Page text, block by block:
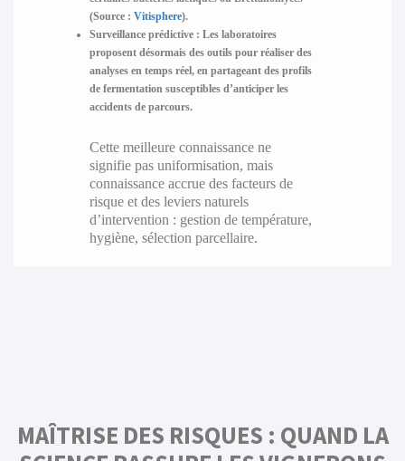
(Source : Vitisphere).
Surveillance prédictive : Les laboratoires
proposent désormais des outils pour réaliser des
analyses en temps réel, en partageant des profils
de fermentation susceptibles d’anticiper les
accidents de parcours.
Cette meilleure connaissance ne
signifie pas uniformisation, mais
connaissance accrue des facteurs de
risque et des leviers naturels
d’intervention : gestion de température,
hygiène, sélection parcellaire.
MAÎTRISE DES RISQUES : QUAND LA